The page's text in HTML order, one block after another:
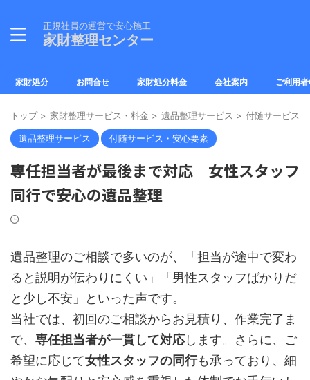
正規社員の運営で安心施工
家財整理センター
家財処分 お問合せ 家財処分料金 会社案内 ご利用
トップ > 家財整理サービス・料金 > 遺品整理サービス > 付随サービス
遺品整理サービス 付随サービス・安心要素
専任担当者が最後まで対応｜女性スタッフ
同行で安心の遺品整理
遺品整理のご相談で多いのが、「担当が途中で変わ
ると説明が伝わりにくい」「男性スタッフばかりだ
と少し不安」といった声です。
当社では、初回のご相談からお見積り、作業完了ま
で、 専任担当者が一貫して対応します。さらに、ご
希望に応じて女性スタッフの同行も承っており、細